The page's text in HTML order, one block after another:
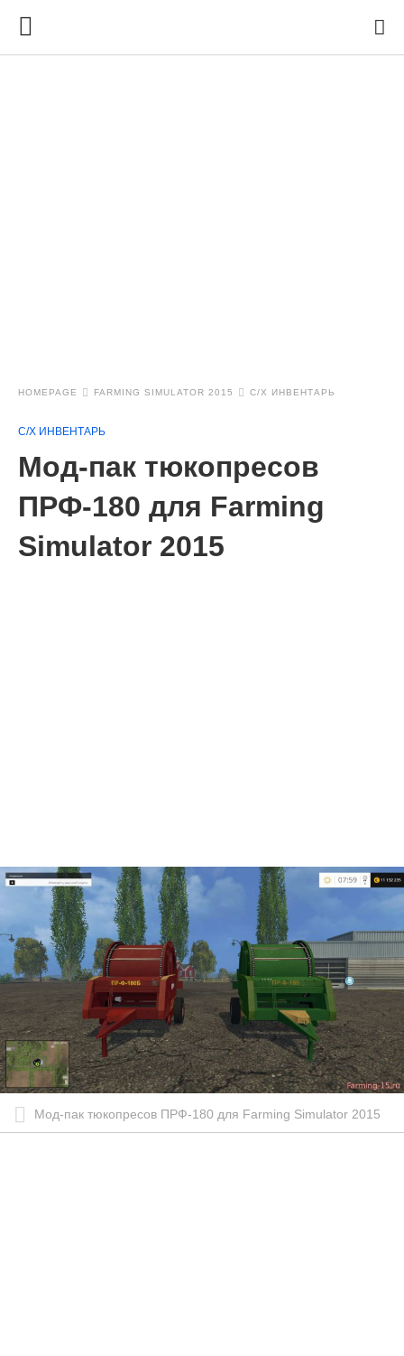
HOMEPAGE FARMING SIMULATOR 2015 С/Х ИНВЕНТАРЬ
С/Х ИНВЕНТАРЬ
Мод-пак тюкопресов
ПРФ-180 для Farming
Simulator 2015
Мод-пак тюкопресов ПРФ-180 для Farming Simulator 2015